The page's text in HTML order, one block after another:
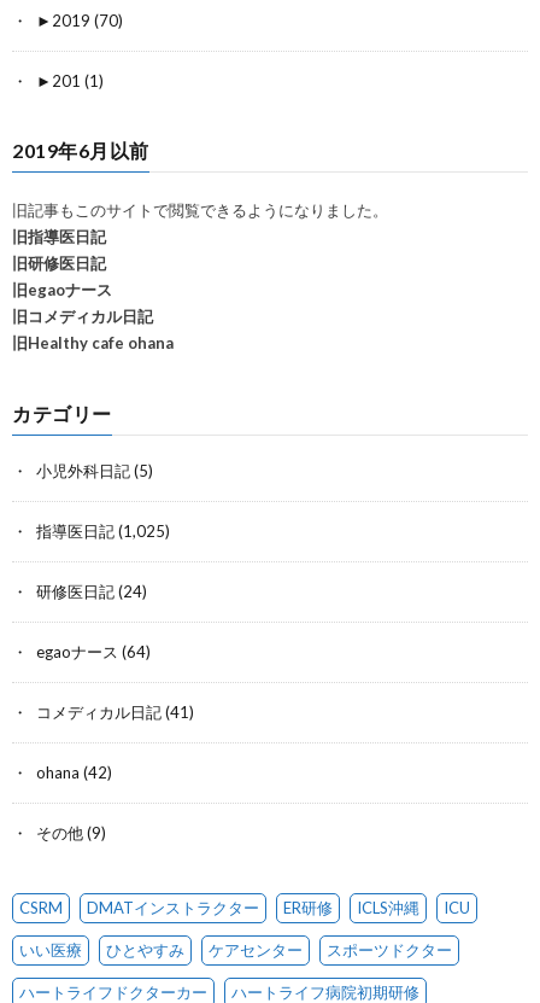
► 2019 (70)
► 201 (1)
2019年6月以前
旧記事もこのサイトで閲覧できるようになりました。
旧指導医日記
旧研修医日記
旧egaoナース
旧コメディカル日記
旧Healthy cafe ohana
カテゴリー
小児外科日記(5)
指導医日記(1,025)
研修医日記(24)
egaoナース (64)
コメディカル日記(41)
ohana (42)
その他(9)
CSRM DMATインストラクター ER研修 ICLS沖縄 ICU
いい医療 ひとやすみ ケアセンター スポーツドクター
ハートライフドクターカー ハートライフ病院初期研修